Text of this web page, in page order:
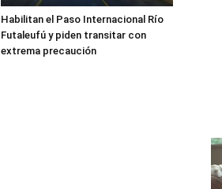
Habilitan el Paso Internacional Río
Futaleufú y piden transitar con
extrema precaución